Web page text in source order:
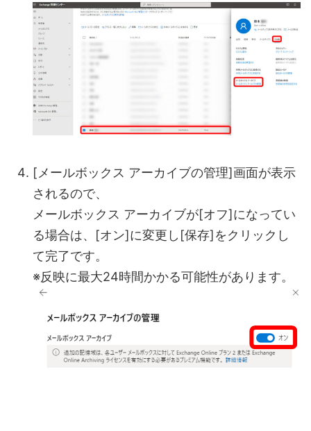
[メールボックス アーカイブの管理]画面が表示
されるので、
メールボックス アーカイブが[オフ]になってい
る場合は、[オン]に変更し[保存]をクリックし
て完了です。
※反映に最大24時間かかる可能性があります。